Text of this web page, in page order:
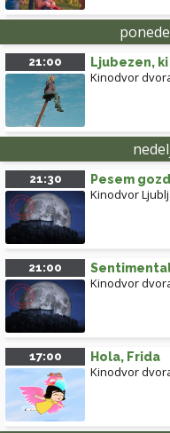
21:00 Ljubezen,
Kinodvor
21:30 Pesem
Kinodvor
21:00
Kinodvor
17:00 Hola, Frida
Kinodvor